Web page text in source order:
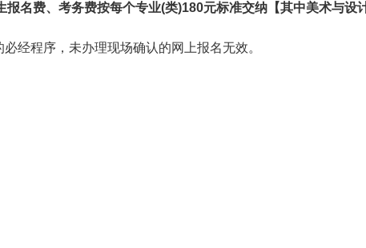
报名费、考务费按每个专业(类)180元标准交纳【其中美术与设
程序，未办理现场确认的网上报名无效。